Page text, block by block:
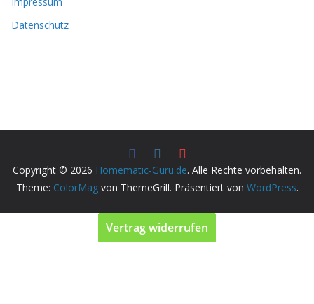
Datenschutz
Copyright © 2026 Homematic-Guru.de. Alle Rechte vorbehalten.
Theme: ColorMagvon ThemeGrill. Präsentiert von WordPress.
Vertrag widerrufen